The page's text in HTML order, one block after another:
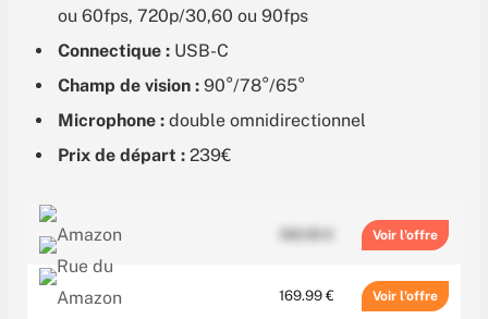
ou 60fps, 720p/30,60 ou 90fps
Connectique : USB-C
Champ de vision : 90°/78°/65°
Microphone : double omnidirectionnel
Prix de départ : 239€
Voir
169.99 € Voir